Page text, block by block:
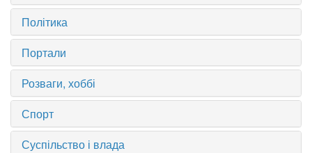
Політика
Портали
Розваги, хоббі
Спорт
Суспільство і влада